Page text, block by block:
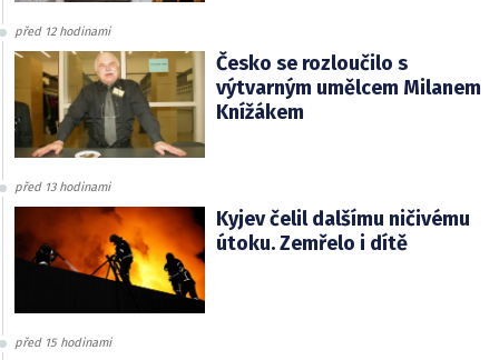
před 12 hodinami
Česko se rozloučilo s
výtvarným umělcem Milanem
Knížákem
před 13 hodinami
Kyjev čelil dalšímu ničivému
útoku. Zemřelo i dítě
před 15 hodinami